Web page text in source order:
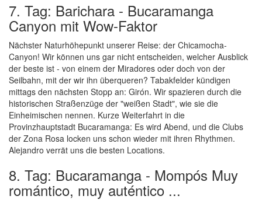
7. Tag: Barichara - Bucaramanga
Canyon mit Wow-Faktor
Nächster Naturhöhepunkt unserer Reise: der Chicamocha-
Canyon! Wir können uns gar nicht entscheiden, welcher Ausblick
der beste ist - von einem der Miradores oder doch von der
Seilbahn, mit der wir ihn überqueren? Tabakfelder kündigen
mittags den nächsten Stopp an: Girón. Wir spazieren durch die
historischen Straßenzüge der "weißen Stadt", wie sie die
Einheimischen nennen. Kurze Weiterfahrt in die
Provinzhauptstadt Bucaramanga: Es wird Abend, und die Clubs
der Zona Rosa locken uns schon wieder mit ihren Rhythmen.
Alejandro verrät uns die besten Locations.
8. Tag: Bucaramanga - Mompós Muy
romántico, muy auténtico ...